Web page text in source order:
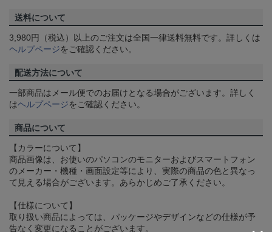
送料について
3,980円（税込）以上のご注文は全国一律送料無料です。詳しくは
ヘルプページをご確認ください。
配送方法について
一部商品はメール便でのお届けとなる場合がございます。詳しく
はヘルプページをご確認ください。
商品について
【カラーについて】
商品画像は、お使いのパソコンのモニターおよびスマートフォン
のメーカー・機種・画面設定等により、実際の商品の色と異なっ
て見える場合がございます。あらかじめご了承ください。
【仕様について】
取り扱い商品によっては、パッケージやデザインなどの仕様が予
告なく変更になることがございます。